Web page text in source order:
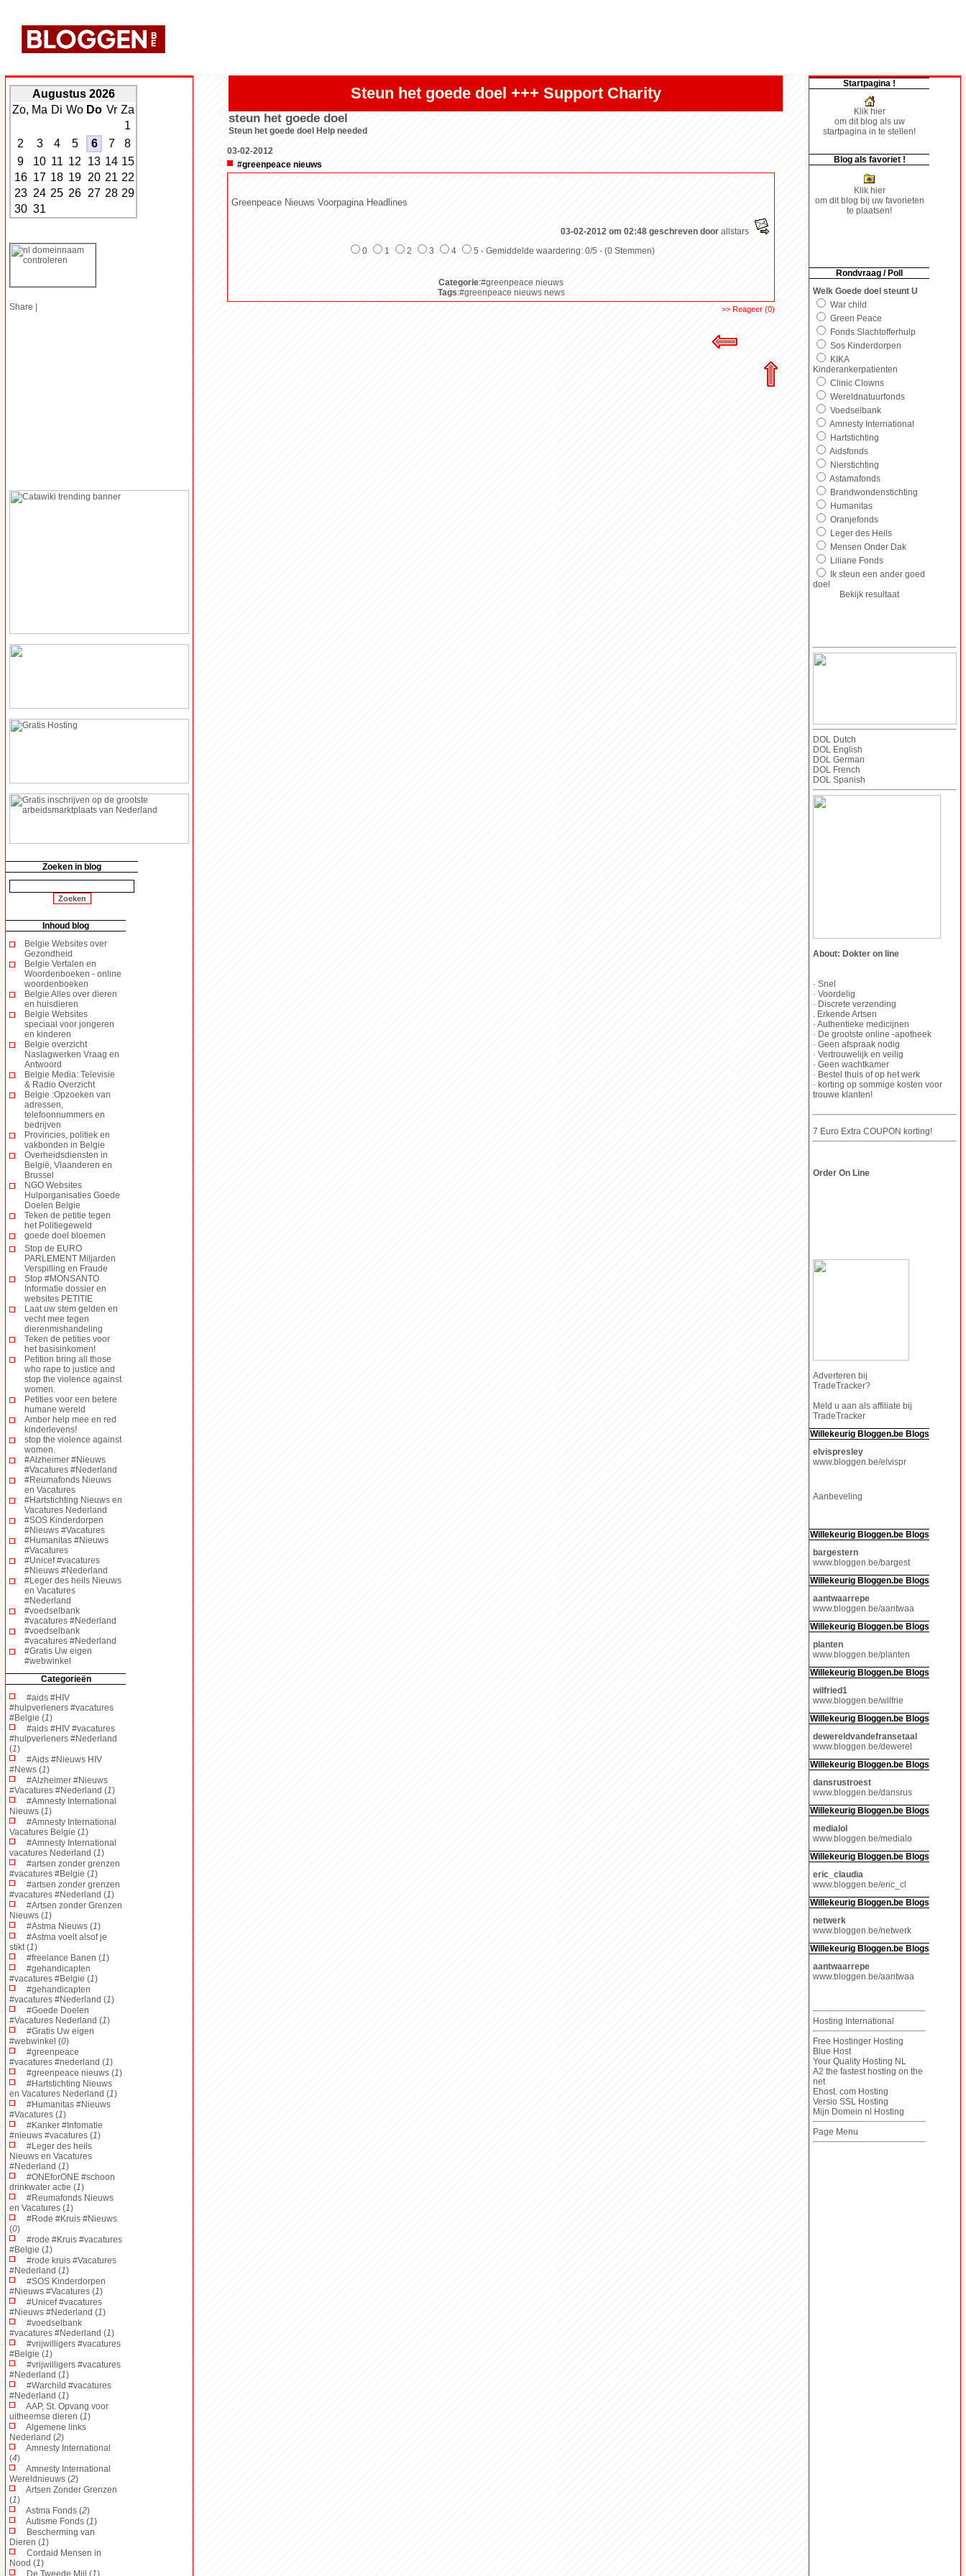
Augustus 2026
Zo, Ma Di Wo Do Vr Za
1
2
3 4 5 6 7
8
9
10 11 12 13 14 15
16 17 18 19 20 21 22
23 24 25 26 27 28 29
30 31
Share |
Zoeken in blog
Inhoud blog
Belgie Websites over
Gezondheid
Belgie Vertalen en
Woordenboeken - online
woordenboeken
Belgie Alles over dieren
en huisdieren
Belgie Websites
speciaal voor jongeren
en kinderen
Belgie overzicht
Naslagwerken Vraag en
Antwoord
Belgie Media: Televisie
& Radio Overzicht
Belgie :Opzoeken van
adressen,
telefoonnummers en
bedrijven
Provincies, politiek en
vakbonden in Belgie
Overheidsdiensten in
België, Vlaanderen en
Brussel
NGO Websites
Hulporganisaties Goede
Doelen Belgie
Teken de petitie tegen
het Politiegeweld
goede doel bloemen
Stop de EURO
PARLEMENT Miljarden
Verspilling en Fraude
Stop #MONSANTO
Informatie dossier en
websites PETITIE
Laat uw stem gelden en
vecht mee tegen
dierenmishandeling
Teken de petities voor
het basisinkomen!
Petition bring all those
who rape to justice and
stop the violence against
women.
Petities voor een betere
humane wereld
Amber help mee en red
kinderlevens!
stop the violence against
women.
#Alzheimer #Nieuws
#Vacatures #Nederland
#Reumafonds Nieuws
en Vacatures
#Hartstichting Nieuws en
Vacatures Nederland
#SOS Kinderdorpen
#Nieuws #Vacatures
#Humanitas #Nieuws
#Vacatures
#Unicef #vacatures
#Nieuws #Nederland
#Leger des heils Nieuws
en Vacatures
#Nederland
#voedselbank
#vacatures #Nederland
#voedselbank
#vacatures #Nederland
#Gratis Uw eigen
#webwinkel
Categorieën
#aids #HIV
#hulpverleners #vacatures
#Belgie (1)
#aids #HIV #vacatures
#hulpverleners #Nederland
(1)
#Aids #Nieuws HIV
#News (1)
#Alzheimer #Nieuws
#Vacatures #Nederland (1)
#Amnesty International
Nieuws (1)
#Amnesty International
Vacatures Belgie (1)
#Amnesty International
vacatures Nederland (1)
#artsen zonder grenzen
#vacatures #Belgie (1)
#artsen zonder grenzen
#vacatures #Nederland (1)
#Artsen zonder Grenzen
Nieuws (1)
#Astma Nieuws (1)
#Astma voelt alsof je
stikt (1)
#freelance Banen (1)
#gehandicapten
#vacatures #Belgie (1)
#gehandicapten
#vacatures #Nederland (1)
#Goede Doelen
#Vacatures Nederland (1)
#Gratis Uw eigen
#webwinkel (0)
#greenpeace
#vacatures #nederland (1)
#greenpeace nieuws (1)
#Hartstichting Nieuws
en Vacatures Nederland (1)
#Humanitas #Nieuws
#Vacatures (1)
#Kanker #Infomatie
#nieuws #vacatures (1)
#Leger des heils
Nieuws en Vacatures
#Nederland (1)
#ONEforONE #schoon
drinkwater actie (1)
#Reumafonds Nieuws
en Vacatures (1)
#Rode #Kruis #Nieuws
(0)
#rode #Kruis #vacatures
#Belgie (1)
#rode kruis #Vacatures
#Nederland (1)
#SOS Kinderdorpen
#Nieuws #Vacatures (1)
#Unicef #vacatures
#Nieuws #Nederland (1)
#voedselbank
#vacatures #Nederland (1)
#vrijwilligers #vacatures
#Belgie (1)
#vrijwilligers #vacatures
#Nederland (1)
#Warchild #vacatures
#Nederland (1)
AAP, St. Opvang voor
uitheemse dieren (1)
Algemene links
Nederland (2)
Amnesty International
(4)
Amnesty International
Wereldnieuws (2)
Artsen Zonder Grenzen
(1)
Astma Fonds (2)
Autisme Fonds (1)
Bescherming van
Dieren (1)
Cordaid Mensen in
Nood (1)
De Tweede Mijl (1)
Steun het goede doel +++ Support Charity
steun het goede doel
Steun het goede doel Help needed
03-02-2012
#greenpeace nieuws
Greenpeace Nieuws Voorpagina Headlines
03-02-2012 om 02:48 geschreven door allstars
0
1 2 3 4 5 - Gemiddelde waardering: 0/5 - (0 Stemmen)
Categorie:#greenpeace nieuws
Tags:#greenpeace nieuws news
>> Reageer (0)
Startpagina !
Klik hier
om dit blog als uw
startpagina in te stellen!
Blog als favoriet !
Klik hier
om dit blog bij uw favorieten
te plaatsen!
Rondvraag / Poll
Welk Goede doel steunt U
War child
Green Peace
Fonds Slachtofferhulp
Sos Kinderdorpen
KIKA
Kinderankerpatienten
Clinic Clowns
Wereldnatuurfonds
Voedselbank
Amnesty International
Hartstichting
Aidsfonds
Nierstichting
Astamafonds
Brandwondenstichting
Humanitas
Oranjefonds
Leger des Heils
Mensen Onder Dak
Liliane Fonds
Ik steun een ander goed
doel
Bekijk resultaat
DOL Dutch
DOL English
DOL German
DOL French
DOL Spanish
About: Dokter on line
· Snel
· Voordelig
· Discrete verzending
. Erkende Artsen
· Authentieke medicijnen
· De grootste online -apotheek
· Geen afspraak nodig
· Vertrouwelijk en veilig
· Geen wachtkamer
· Bestel thuis of op het werk
· korting op sommige kosten voor
trouwe klanten!
7 Euro Extra COUPON korting!
Order On Line
Adverteren bij
TradeTracker?
Meld u aan als affiliate bij
TradeTracker
Willekeurig Bloggen.be Blogs
elvispresley
www.bloggen.be/elvispr
Aanbeveling
Willekeurig Bloggen.be Blogs
bargestern
www.bloggen.be/bargest
Willekeurig Bloggen.be Blogs
aantwaarrepe
www.bloggen.be/aantwaa
Willekeurig Bloggen.be Blogs
planten
www.bloggen.be/planten
Willekeurig Bloggen.be Blogs
wilfried1
www.bloggen.be/wilfrie
Willekeurig Bloggen.be Blogs
dewereldvandefransetaal
www.bloggen.be/dewerel
Willekeurig Bloggen.be Blogs
dansrustroest
www.bloggen.be/dansrus
Willekeurig Bloggen.be Blogs
medialol
www.bloggen.be/medialo
Willekeurig Bloggen.be Blogs
eric_claudia
www.bloggen.be/eric_cl
Willekeurig Bloggen.be Blogs
netwerk
www.bloggen.be/netwerk
Willekeurig Bloggen.be Blogs
aantwaarrepe
www.bloggen.be/aantwaa
Hosting International
Free Hostinger Hosting
Blue Host
Your Quality Hosting NL
A2 the fastest hosting on the
net
Ehost. com Hosting
Versio SSL Hosting
Mijn Domein nl Hosting
Page Menu